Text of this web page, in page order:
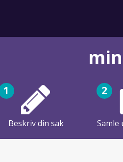
1
Beskriv din sak
2